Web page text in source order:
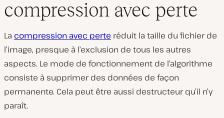
compression avec perte
La compression avec perte réduit la taille du fichier de
l’image, presque à l’exclusion de tous les autres
aspects. Le mode de fonctionnement de l’algorithme
consiste à supprimer des données de façon
permanente. Cela peut être aussi destructeur qu’il n’y
paraît.